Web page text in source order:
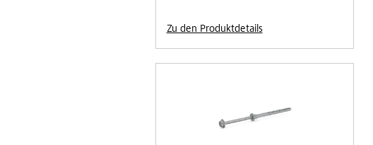
Zu den Produktdetails